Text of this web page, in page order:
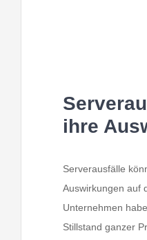
ihre
Serverausfälle
Auswirkungen auf
Unternehmen
Stillstand ganzer